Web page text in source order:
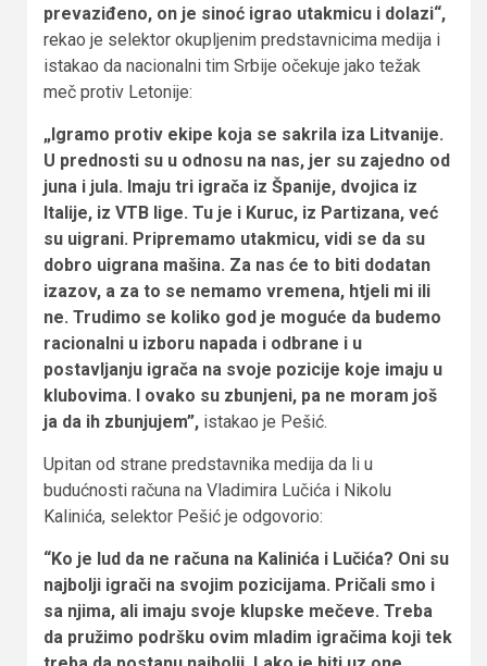
prevaziđeno, on je sinoć igrao utakmicu i dolazi“,
rekao je selektor okupljenim predstavnicima medija i
istakao da nacionalni tim Srbije očekuje jako težak
meč protiv Letonije:
„Igramo protiv ekipe koja se sakrila iza Litvanije.
U prednosti su u odnosu na nas, jer su zajedno od
juna i jula. Imaju tri igrača iz Španije, dvojica iz
Italije, iz VTB lige. Tu je i Kuruc, iz Partizana, već
su uigrani. Pripremamo utakmicu, vidi se da su
dobro uigrana mašina. Za nas će to biti dodatan
izazov, a za to se nemamo vremena, htjeli mi ili
ne. Trudimo se koliko god je moguće da budemo
racionalni u izboru napada i odbrane i u
postavljanju igrača na svoje pozicije koje imaju u
klubovima. I ovako su zbunjeni, pa ne moram još
ja da ih zbunjujem”, istakao je Pešić.
Upitan od strane predstavnika medija da li u
budućnosti računa na Vladimira Lučića i Nikolu
Kalinića, selektor Pešić je odgovorio:
“Ko je lud da ne računa na Kalinića i Lučića? Oni su
najbolji igrači na svojim pozicijama. Pričali smo i
sa njima, ali imaju svoje klupske mečeve. Treba
da pružimo podršku ovim mladim igračima koji tek